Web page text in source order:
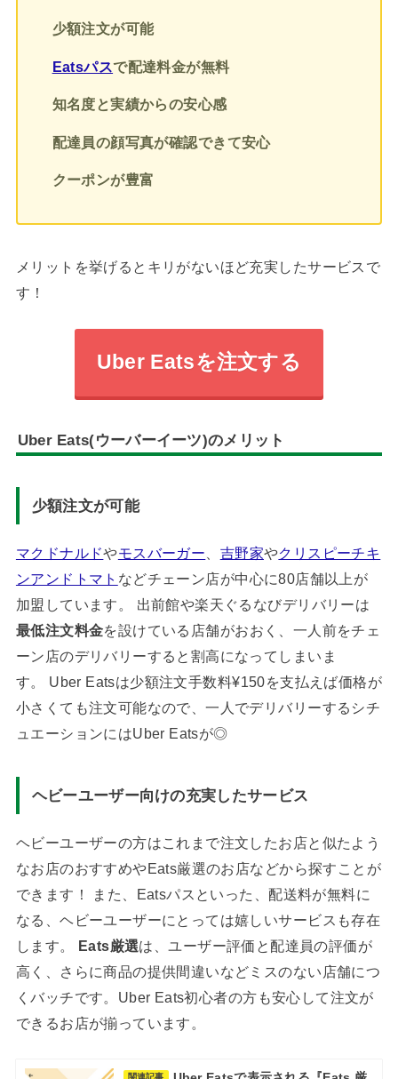
少額注文が可能
Eatsパスで配達料金が無料
知名度と実績からの安心感
配達員の顔写真が確認できて安心
クーポンが豊富
メリットを挙げるとキリがないほど充実したサービスで
す！
Uber Eatsを注文する
Uber Eats(ウーバーイーツ)のメリット
少額注文が可能
マクドナルドやモスバーガー 吉野家やクリスピーチキ
ンアンドトマト などチェーン店が中心に80店舗以上が
加盟しています。 出前館や楽天ぐるなびデリバリーは
最低注文料金を設けている店舗がおおく、一人前をチェ
ーン店のデリバリーすると割高になってしまいま
す。 Uber Eatsは少額注文手数料¥150を支払えば価格が
小さくても注文可能なので、一人でデリバリーするシチ
ュエーションにはUber Eatsが◎
ヘビーユーザー向けの充実したサービス
ヘビーユーザーの方はこれまで注文したお店と似たよう
なお店のおすすめやEats厳選のお店などから探すことが
できます！ また、Eatsパスといった、配送料が無料に
なる、ヘビーユーザーにとっては嬉しいサービスも存在
します。 Eats厳選は、ユーザー評価と配達員の評価が
高く、さらに商品の提供間違いなどミスのない店舗につ
くバッチです。Uber Eats初心者の方も安心して注文が
できるお店が揃っています。